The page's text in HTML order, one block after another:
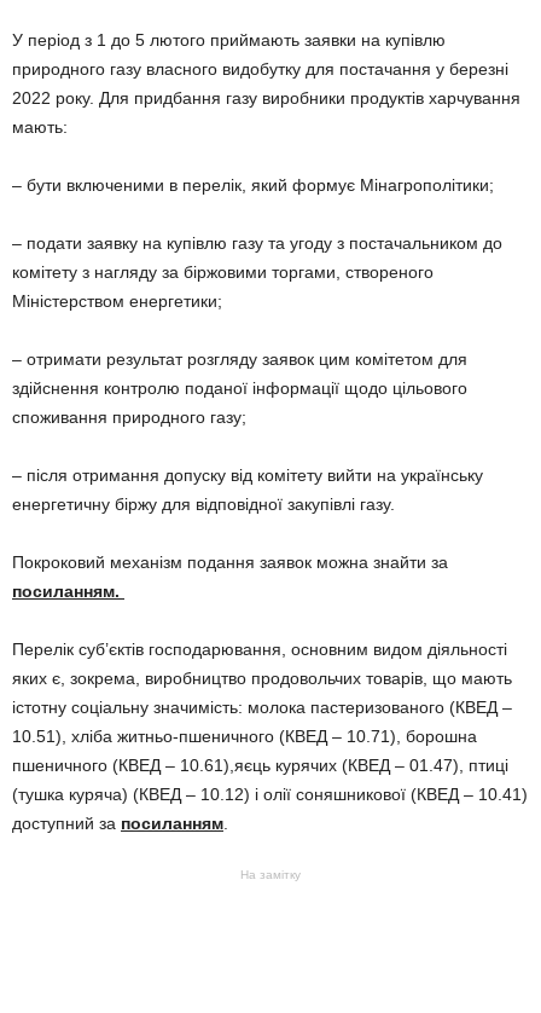
У період з 1 до 5 лютого приймають заявки на купівлю
природного газу власного видобутку для постачання у березні
2022 року. Для придбання газу виробники продуктів харчування
мають:
– бути включеними в перелік, який формує Мінагрополітики;
– подати заявку на купівлю газу та угоду з постачальником до
комітету з нагляду за біржовими торгами, створеного
Міністерством енергетики;
– отримати результат розгляду заявок цим комітетом для
здійснення контролю поданої інформації щодо цільового
споживання природного газу;
– після отримання допуску від комітету вийти на українську
енергетичну біржу для відповідної закупівлі газу.
Покроковий механізм подання заявок можна знайти за
посиланням.
Перелік суб’єктів господарювання, основним видом діяльності
яких є, зокрема, виробництво продовольчих товарів, що мають
істотну соціальну значимість: молока пастеризованого (КВЕД –
10.51), хліба житньо-пшеничного (КВЕД – 10.71), борошна
пшеничного (КВЕД – 10.61),яєць курячих (КВЕД – 01.47), птиці
(тушка куряча) (КВЕД – 10.12) і олії соняшникової (КВЕД – 10.41)
доступний за посиланням
На замітку